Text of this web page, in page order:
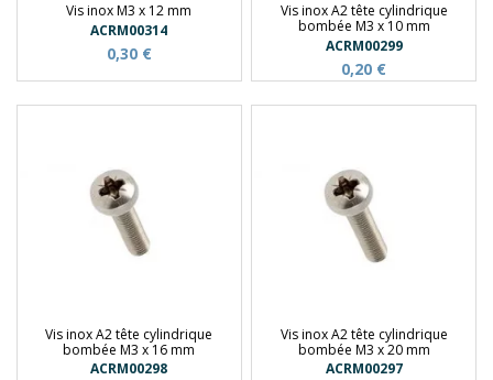
Vis inox M3 x 12 mm
ACRM00314
0,30 €
Vis inox A2 tête cylindrique
bombée M3 x 10 mm
ACRM00299
0,20 €
Vis inox A2 tête cylindrique
bombée M3 x 16 mm
ACRM00298
Vis inox A2 tête cylindrique
bombée M3 x 20 mm
ACRM00297